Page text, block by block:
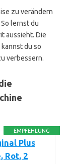
zu verändern
lernst du
aussieht. Die
du so
verbessern.
EMPFEHLUNG
Plus
Rot, 2